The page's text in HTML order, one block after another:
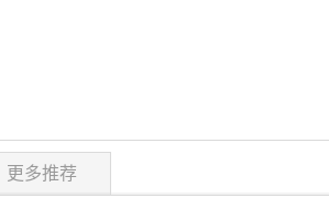
更多推荐